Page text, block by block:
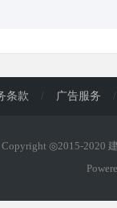
条款 / 广告服务 /
Copyright ◎2015-2020